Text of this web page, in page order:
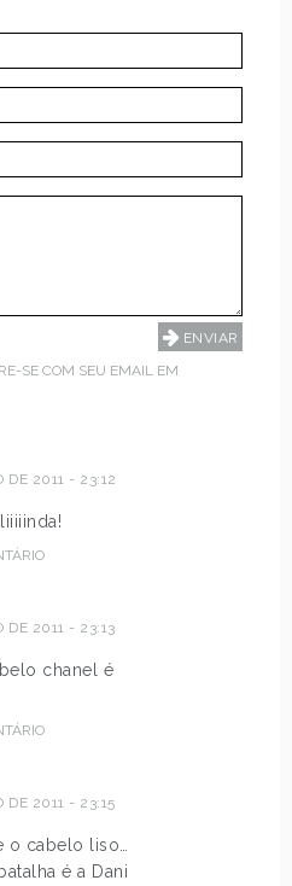
SE COM SEU EMAIL EM
DE 2011 - 23:12
DE 2011 - 23:13
chanel é
DE 2011 - 23:15
o cabelo liso…
é a Dani